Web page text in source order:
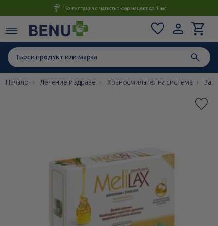
Консултация с магистър-фармацевт до 1 час
Начало Лечение и здраве Храносмилателна система